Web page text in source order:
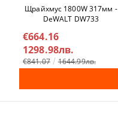
Щрайхмус 1800W 317мм -
DeWALT DW733
€664.16
1298.98лв.
€841.07 1644.99лв.